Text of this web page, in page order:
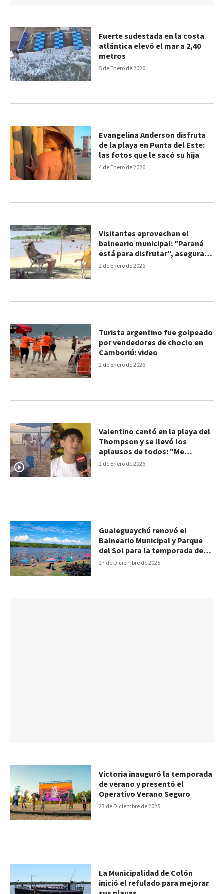
5 de Enero de 2026
Fuerte sudestada en la costa
atlántica elevó el mar a 2,40
metros
4 de Enero de 2026
Evangelina Anderson disfruta
de la playa en Punta del Este:
las fotos que le sacó su hija
2 de Enero de 2026
Visitantes aprovechan el
balneario municipal: "Paraná
está para disfrutar”, asegura
una vecina
2 de Enero de 2026
Turista argentino fue golpeado
por vendedores de choclo en
Camboriú: video
2 de Enero de 2026
Valentino cantó en la playa del
Thompson y se llevó los
aplausos de todos: "Me
encantó", dijo
27 de Diciembre de 2025
Gualeguaychú renovó el
Balneario Municipal y Parque
del Sol para la temporada de
verano
23 de Diciembre de 2025
Victoria inauguró la temporada
de verano y presentó el
Operativo Verano Seguro
La Municipalidad de Colón
inició el refulado para mejorar